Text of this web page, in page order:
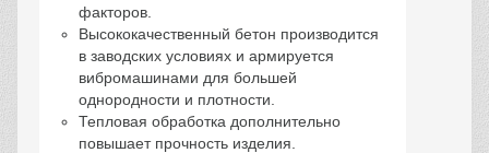
факторов.
Высококачественный бетон производится
в заводских условиях и армируется
вибромашинами для большей
однородности и плотности.
Тепловая обработка дополнительно
повышает прочность изделия.